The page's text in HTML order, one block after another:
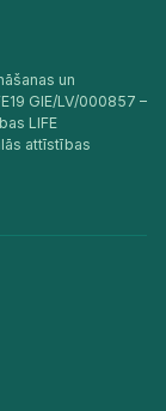
un
GIE/LV/000857 –
LIFE
attīstības